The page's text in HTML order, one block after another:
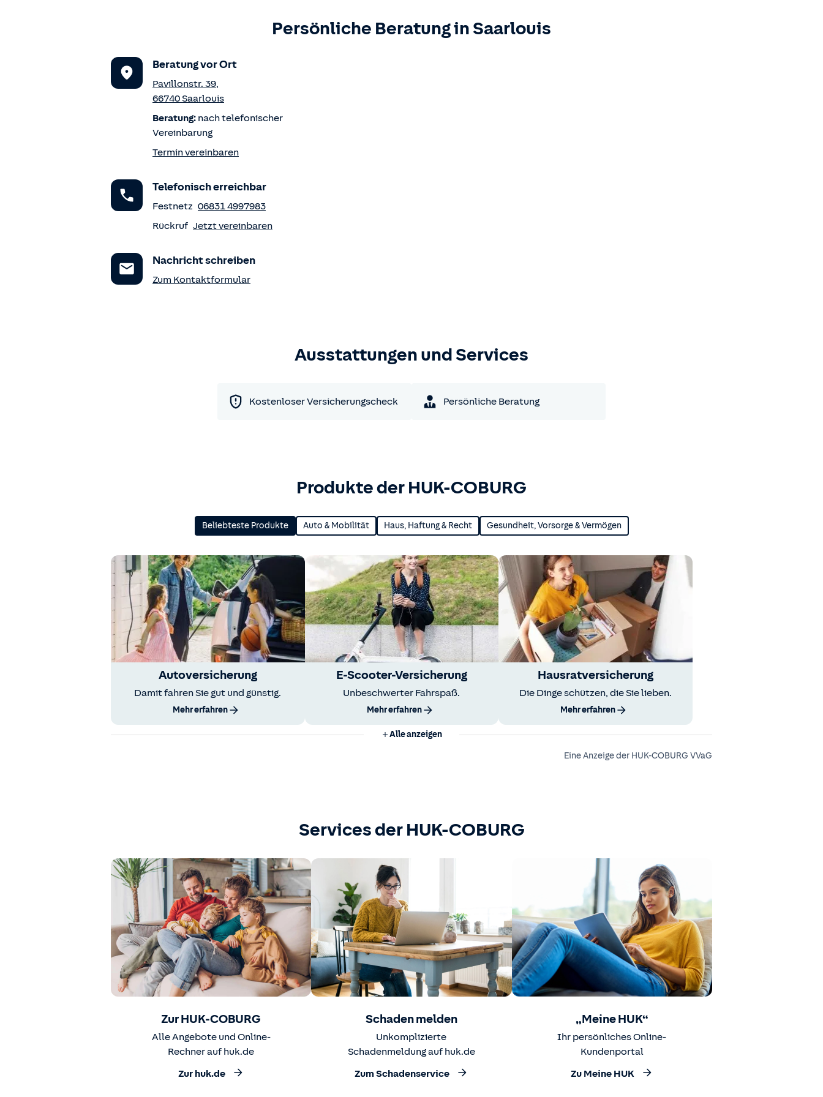
Persönliche Beratung in Saarlouis
Beratung vor Ort
Pavillonstr. 39,
66740Saarlouis
Beratung: nach telefonischer
Vereinbarung
Termin vereinbaren
Telefonisch erreichbar
Festnetz 06831 4997983
Rückruf Jetzt vereinbaren
Nachricht schreiben
Zum Kontaktformular
Ausstattungen und Services
Kostenloser Versicherungscheck Persönliche Beratung
Produkte der HUK-COBURG
Beliebteste Produkte Auto & Mobilität Haus, Haftung & Recht Gesundheit, Vorsorge & Vermögen
Autoversicherung
Damit fahren Sie gut und günstig.
Mehr erfahren
E-Scooter-Versicherung
Unbeschwerter Fahrspaß.
Mehr erfahren
Hausratversicherung
Die Dinge schützen, die Sie lieben.
Mehr erfahren
Alle anzeigen
Eine Anzeige der HUK-COBURG VVaG
Services der HUK-COBURG
Zur HUK-COBURG
Alle Angebote und Online-
Rechner auf huk.de
Zur huk.de
Schaden melden
Unkomplizierte
Schadenmeldung auf huk.de
Zum Schadenservice
„Meine HUK“
Ihr persönliches Online-
Kundenportal
Zu Meine HUK